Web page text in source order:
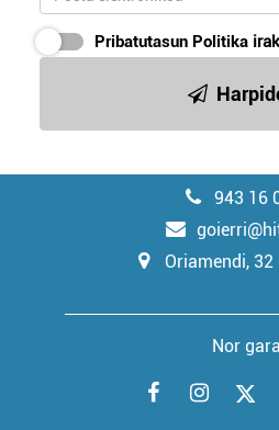
Pribatutasun Politika
943 16
Oriamendi, 32
Nor gara